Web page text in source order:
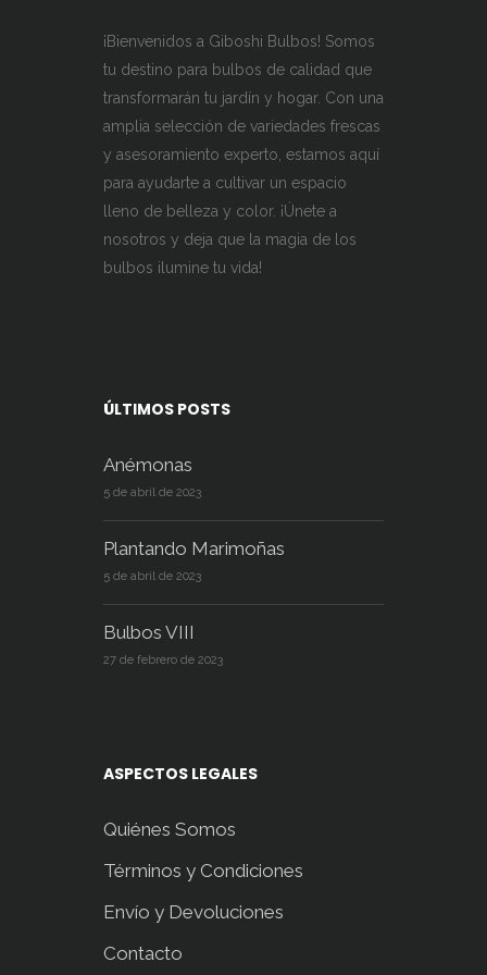
¡Bienvenidos a Giboshi Bulbos! Somos
tu destino para bulbos de calidad que
transformarán tu jardín y hogar. Con una
amplia selección de variedades frescas
y asesoramiento experto, estamos aquí
para ayudarte a cultivar un espacio
lleno de belleza y color. ¡Únete a
nosotros y deja que la magia de los
bulbos ilumine tu vida!
ÚLTIMOS POSTS
Anémonas
5 de abril de 2023
Plantando Marimoñas
5 de abril de 2023
Bulbos VIII
27 de febrero de 2023
ASPECTOS LEGALES
Quiénes Somos
Términos y Condiciones
Envío y Devoluciones
Contacto